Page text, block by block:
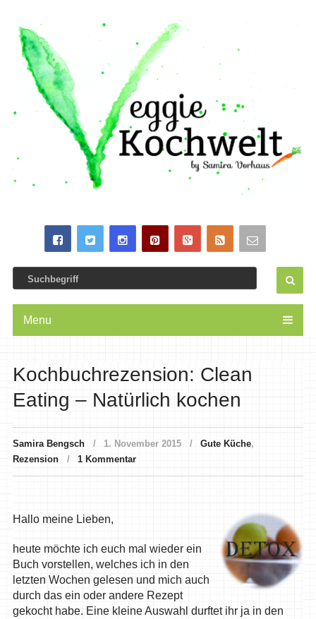
Menu
Kochbuchrezension: Clean
Eating – Natürlich kochen
Samira Bengsch 1. November 2015 Gute Küche,
Rezension
1 Kommentar
Hallo meine Lieben,
heute möchte ich euch mal wieder ein
Buch vorstellen, welches ich in den
letzten Wochen gelesen und mich auch
durch das ein oder andere Rezept
gekocht habe. Eine kleine Auswahl durftet ihr ja in den